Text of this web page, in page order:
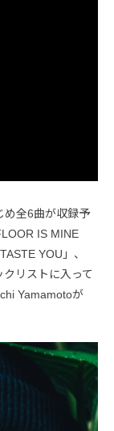
め全6曲が収録予
IS MINE
YOU」、
クリストに入って
Yamamotoが